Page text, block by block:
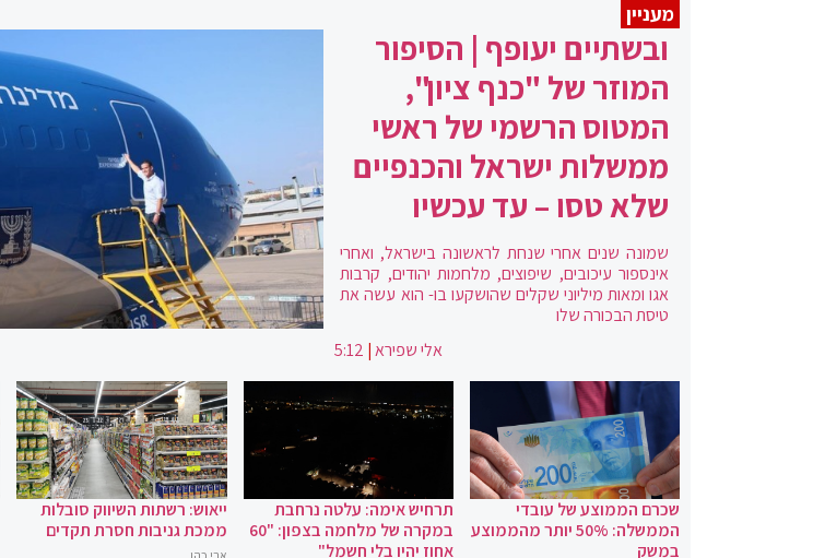
מעניין
ובשתיים יעופף | הסיפור
המוזר של "כנף ציון",
המטוס הרשמי של ראשי
ממשלות ישראל והכנפיים
שלא טסו – עד עכשיו
שמונה שנים אחרי שנחת לראשונה בישראל, ואחרי
אינספור עיכובים, שיפוצים, מלחמות יהודים, קרבות
אגו ומאות מיליוני שקלים שהושקעו בו- הוא עשה את
טיסת הבכורה שלו
אלי שפירא|
5:12
שכרם הממוצע של עובדי
הממשלה: 50% יותר מהממוצע
במשק
תרחיש אימה: עלטה נרחבת
במקרה של מלחמה בצפון: "60
אחוז יהיו בלי חשמל"
ייאוש: רשתות השיווק סובלות
ממכת גניבות חסרת תקדים